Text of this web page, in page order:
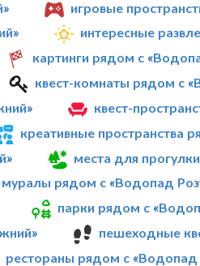
игровые
интересные
картинги рядом с
квест-комнаты рядом с
квест-
креативные пространства
места для
муралы рядом с «Водопад
парки рядом с
пешеходные
рестораны рядом с